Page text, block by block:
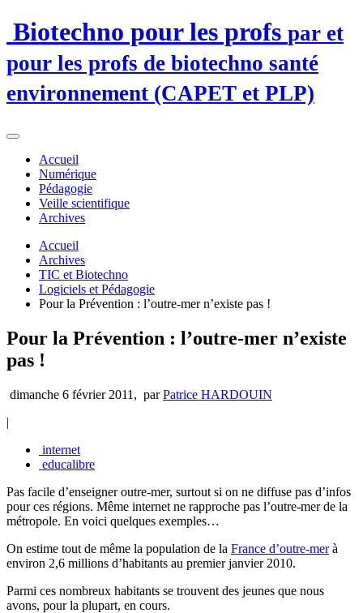
Biotechno pour les profs par et
pour les profs de biotechno santé
environnement (CAPET et PLP)
Accueil
Numérique
Pédagogie
Veille scientifique
Archives
Accueil
Archives
TIC et Biotechno
Logiciels et Pédagogie
Pour la Prévention : l’outre-mer n’existe pas !
Pour la Prévention : l’outre-mer n’existe
pas !
dimanche 6 février 2011 , parPatrice HARDOUIN
|
internet
educalibre
Pas facile d’enseigner outre-mer, surtout si on ne diffuse pas d’infos
pour ces régions. Même internet ne rapproche pas l’outre-mer de la
métropole. En voici quelques exemples…
On estime tout de même la population de la France d’outre-merà
environ 2,6 millions d’habitants au premier janvier 2010.
Parmi ces nombreux habitants se trouvent des jeunes que nous
avons, pour la plupart, en cours.